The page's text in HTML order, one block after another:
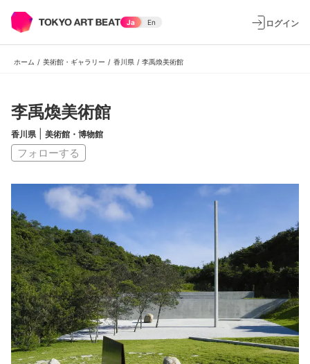
Ja En ログイン
ホーム / 美術館・ギャラリー / 香川県 / 李禹煥美術館
李禹煥美術館
香川県 美術館・博物館
フォローする